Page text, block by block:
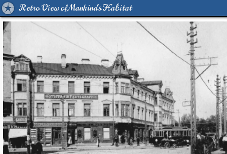
Retro View of Mankind's Habitat